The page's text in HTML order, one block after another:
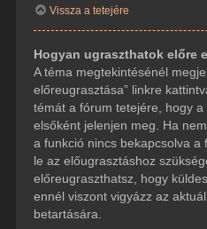
Vissza a tetejére
Hogyan ugraszthatok előre
A téma megtekintésénél
előreugrasztása” linkre
témát a fórum tetejére, hogy
elsőként jelenjen meg. Ha
a funkció nincs bekapcsolva
le az előugrasztáshoz
előreugraszthatsz, hogy
ennél viszont vigyázz az
betartására.